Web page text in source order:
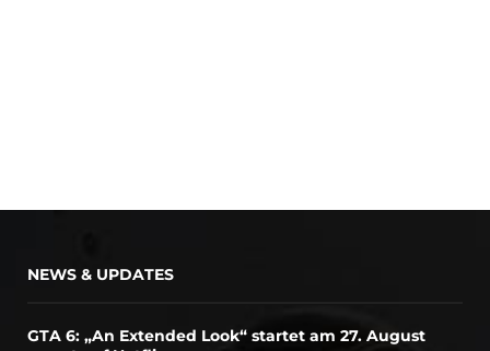
NEWS & UPDATES
GTA 6: „An Extended Look“ startet am 27. August